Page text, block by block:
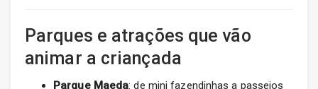
Parques e atrações que vão
animar a criançada
Parque Maeda: de mini fazendinhas a passeios